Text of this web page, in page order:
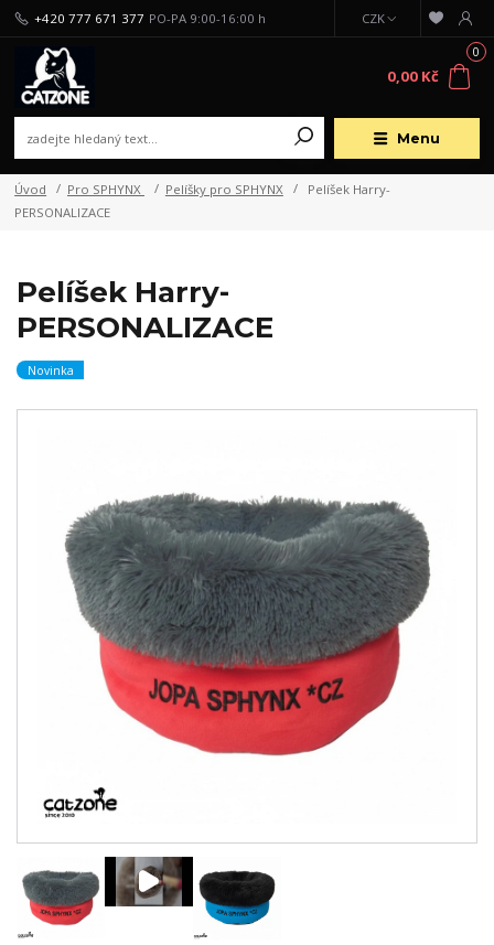
Menu
CZK
+420 777 671 377 PO-PA 9:00-16:00 h
0
0,00 Kč
Úvod Pro SPHYNX Pelíšky pro SPHYNX
Pelíšek Harry-
PERSONALIZACE
Pelíšek Harry-
PERSONALIZACE
Novinka